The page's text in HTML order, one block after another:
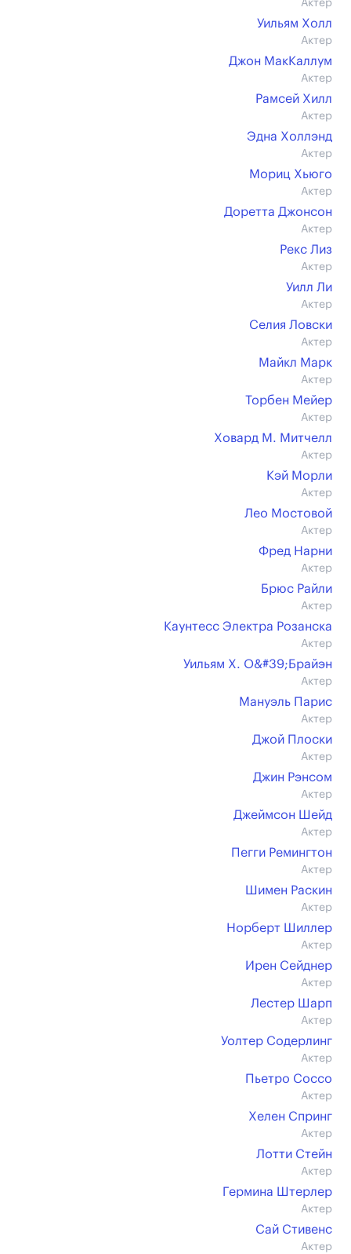
Актер
Уильям Холл
Актер
Джон МакКаллум
Актер
Рамсей Хилл
Актер
Эдна Холлэнд
Актер
Мориц Хьюго
Актер
Доретта Джонсон
Актер
Рекс Лиз
Актер
Уилл Ли
Актер
Селия Ловски
Актер
Майкл Марк
Актер
Торбен Мейер
Актер
Ховард М. Митчелл
Актер
Кэй Морли
Актер
Лео Мостовой
Актер
Фред Нарни
Актер
Брюс Райли
Актер
Каунтесс Электра Розанска
Актер
Уильям Х. О&#39;Брайэн
Актер
Мануэль Парис
Актер
Джой Плоски
Актер
Джин Рэнсом
Актер
Джеймсон Шейд
Актер
Пегги Ремингтон
Актер
Шимен Раскин
Актер
Норберт Шиллер
Актер
Ирен Сейднер
Актер
Лестер Шарп
Актер
Уолтер Содерлинг
Актер
Пьетро Соссо
Актер
Хелен Спринг
Актер
Лотти Стейн
Актер
Гермина Штерлер
Актер
Сай Стивенс
Актер